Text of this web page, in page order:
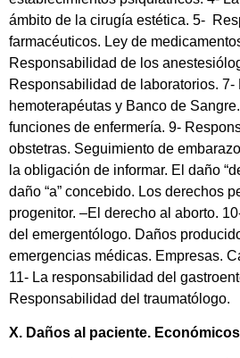
ámbito de la cirugía estética. 5-
farmacéuticos. Ley de
Responsabilidad de los
Responsabilidad de laboratorios.
hemoterapéutas y Banco de
funciones de enfermería. 9-
obstetras. Seguimiento de
la obligación de informar. El daño
daño “a” concebido. Los derechos
progenitor. –El derecho al aborto.
del emergentólogo. Daños
emergencias médicas. Empresas.
11- La responsabilidad del
Responsabilidad del traumatólogo.
X. Daños al paciente.